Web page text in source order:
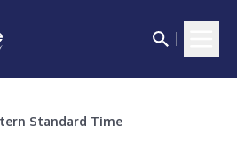
Standard Time